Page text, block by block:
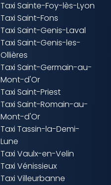
Taxi Sainte-Foy-lès-Lyon
Taxi Saint-Fons
Taxi Saint-Genis-Laval
Taxi Saint-Genis-les-
Ollières
Taxi Saint-Germain-au-
Mont-d'Or
Taxi Saint-Priest
Taxi Saint-Romain-au-
Mont-d'Or
Taxi Tassin-la-Demi-
Lune
Taxi Vaulx-en-Velin
Taxi Vénissieux
Taxi Villeurbanne